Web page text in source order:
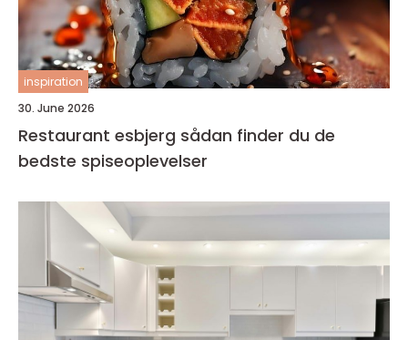
inspiration
30. June 2026
Restaurant esbjerg sådan finder du de
bedste spiseoplevelser